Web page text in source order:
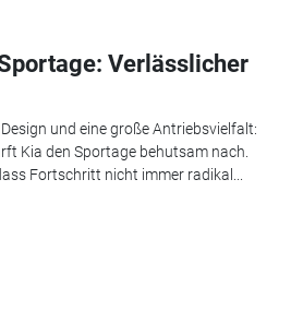
Verlässlicher
und eine große Antriebsvielfalt:
Kia den Sportage behutsam nach.
Fortschritt nicht immer radikal...